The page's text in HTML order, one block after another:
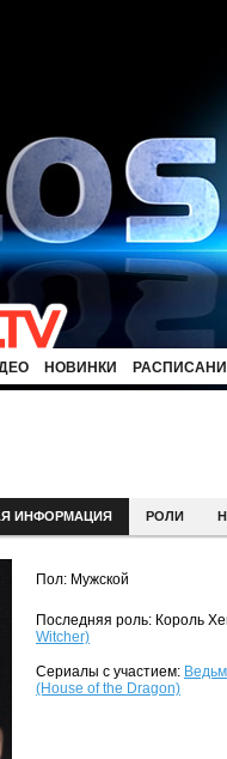
НОВИНКИ
ИНФОРМАЦИЯ РОЛИ
Пол: Мужской
Последняя роль: Король
Witcher)
Сериалы с участием:
(House of the Dragon)